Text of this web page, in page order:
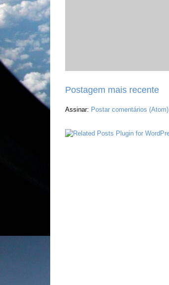
Postagem mais recente
Assinar: Postar comentários (Atom)